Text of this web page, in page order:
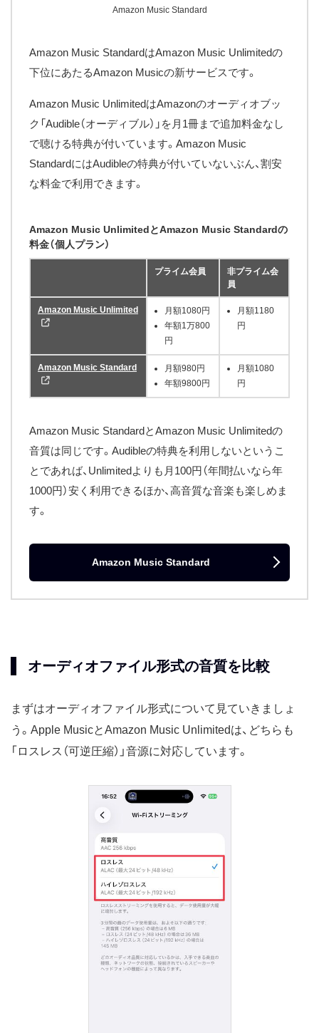
Amazon Music Standard
Amazon Music StandardはAmazon Music Unlimitedの
下位にあたるAmazon Musicの新サービスです。
Amazon Music UnlimitedはAmazonのオーディオブッ
ク「Audible（オーディブル）」を月1冊まで追加料金なし
で聴ける特典が付いています。Amazon Music
StandardにはAudibleの特典が付いていないぶん、割安
な料金で利用できます。
Amazon Music UnlimitedとAmazon Music Standardの
料金（個人プラン）
プライム会員
非プライム会
員
Amazon Music Unlimited
月額1080円
年額1万800
円
月額1180
円
Amazon Music Standard
月額980円
年額9800円
月額1080
円
Amazon Music StandardとAmazon Music Unlimitedの
音質は同じです。Audibleの特典を利用しないというこ
とであれば、Unlimitedよりも月100円（年間払いなら年
1000円）安く利用できるほか、高音質な音楽も楽しめま
す。
Amazon Music Standard
オーディオファイル形式の音質を比較
まずはオーディオファイル形式について見ていきましょ
う。Apple MusicとAmazon Music Unlimitedは、どちらも
「ロスレス（可逆圧縮）」音源に対応しています。